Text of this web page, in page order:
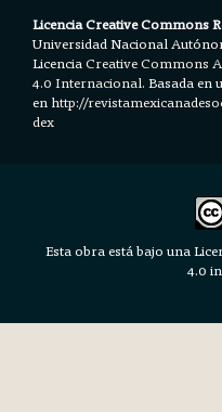
Licencia Creative Commons
Universidad Nacional
LicenciaCreative Commons
4.0 Internacional.Basada en
en http://
dex
Esta obra está bajo una
4.0